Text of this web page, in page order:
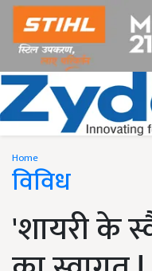
Home
विविध
'शायरी के